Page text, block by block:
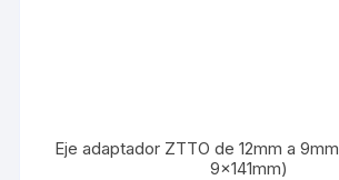
Eje adaptador ZTTO de 12mm a
9x141mm)